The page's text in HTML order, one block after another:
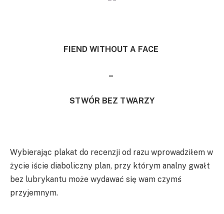
FIEND WITHOUT A FACE
–
STWÓR BEZ TWARZY
Wybierając plakat do recenzji od razu wprowadziłem w
życie iście diaboliczny plan, przy którym analny gwałt
bez lubrykantu może wydawać się wam czymś
przyjemnym.